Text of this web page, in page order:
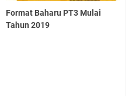
Format Baharu PT3 Mulai
Tahun 2019